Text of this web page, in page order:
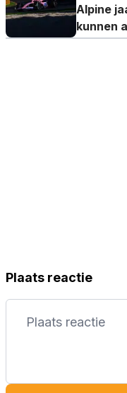
Alpine
kunnen
Martin
Plaats reactie